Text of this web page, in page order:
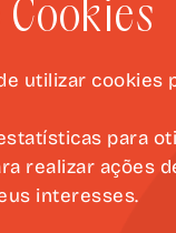
Integrada
do
apoio da
de Luís de
Cultura,
Cookies
utilizar cookies
para
realizar ações
interesses.